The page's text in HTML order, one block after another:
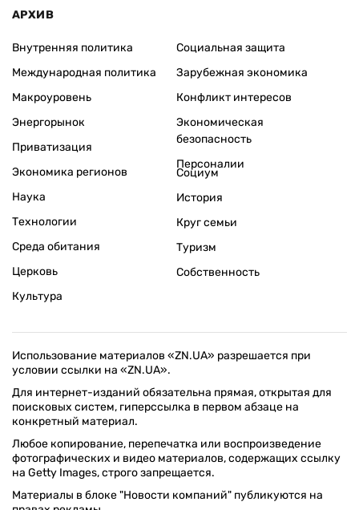
АРХИВ
Внутренняя политика
Международная политика
Макроуровень
Энергорынок
Приватизация
Экономика регионов
Социальная защита
Зарубежная экономика
Конфликт интересов
Экономическая
безопасность
Персоналии
Наука
Технологии
Среда обитания
Церковь
Культура
Социум
История
Круг семьи
Туризм
Собственность
Использование материалов «ZN.UA» разрешается при
условии ссылки на «ZN.UA».
Для интернет-изданий обязательна прямая, открытая для
поисковых систем, гиперссылка в первом абзаце на
конкретный материал.
Любое копирование, перепечатка или воспроизведение
фотографических и видео материалов, содержащих ссылку
на Getty Images, строго запрещается.
Материалы в блоке "Новости компаний" публикуются на